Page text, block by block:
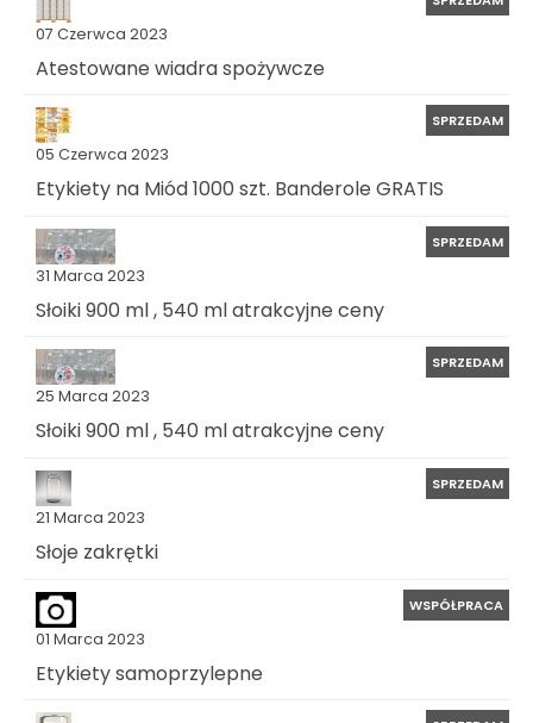
07 Czerwca 2023
Atestowane wiadra spożywcze
05 Czerwca 2023
SPRZEDAM
Etykiety na Miód 1000 szt. Banderole GRATIS
31 Marca 2023
SPRZEDAM
Słoiki 900 ml , 540 ml atrakcyjne ceny
25 Marca 2023
SPRZEDAM
Słoiki 900 ml , 540 ml atrakcyjne ceny
21 Marca 2023
SPRZEDAM
Słoje zakrętki
01 Marca 2023
WSPÓŁPRACA
Etykiety samoprzylepne